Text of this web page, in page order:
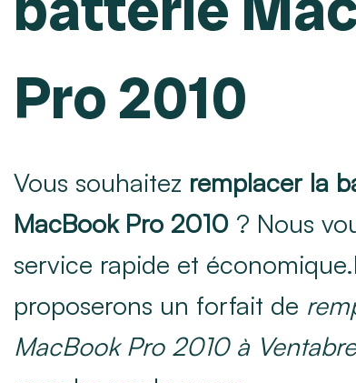
Pro 2010
Vous souhaitez remplacer la
MacBook Pro 2010 ? Nous
service rapide et
proposerons un forfait de
MacBook Pro 2010 à